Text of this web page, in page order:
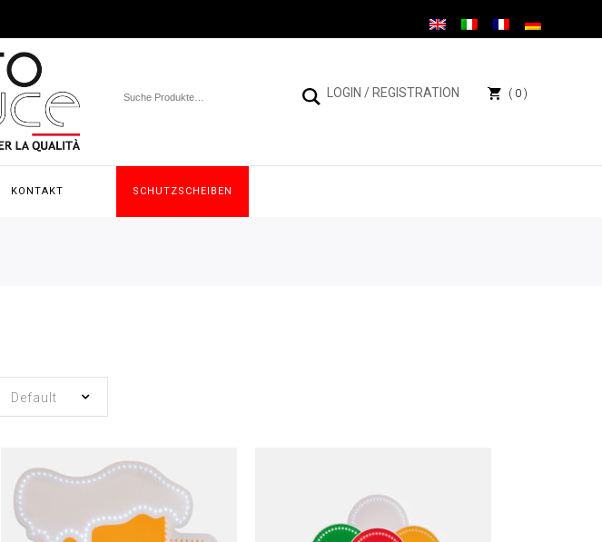
LOGIN / REGISTRATION 0
KONTAKT SCHUTZSCHEIBEN
Default